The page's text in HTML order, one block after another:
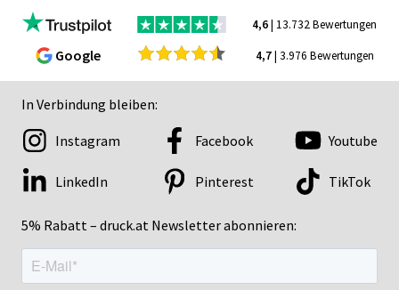
4,6| 13.732 Bewertungen
Google 4,7| 3.976 Bewertungen
In Verbindung bleiben:
5% Rabatt – druck.at Newsletter abonnieren:
Instagram Facebook Youtube
LinkedIn Pinterest TikTok